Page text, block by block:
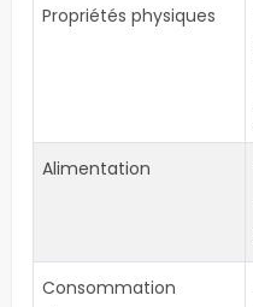
Propriétés physiques
Alimentation
Consommation